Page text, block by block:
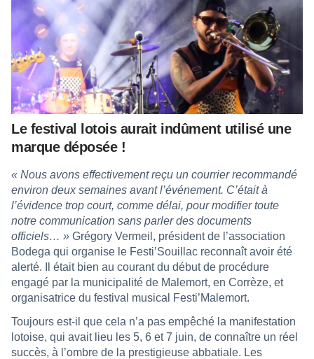
Le festival lotois aurait indûment utilisé une
marque déposée !
« Nous avons effectivement reçu un courrier recommandé
environ deux semaines avant l’événement. C’était à
l’évidence trop court, comme délai, pour modifier toute
notre communication sans parler des documents
officiels… » Grégory Vermeil, président de l’association
Bodega qui organise le Festi’Souillac reconnaît avoir été
alerté. Il était bien au courant du début de procédure
engagé par la municipalité de Malemort, en Corrèze, et
organisatrice du festival musical Festi’Malemort.
Toujours est-il que cela n’a pas empêché la manifestation
lotoise, qui avait lieu les 5, 6 et 7 juin, de connaître un réel
succès, à l’ombre de la prestigieuse abbatiale. Les